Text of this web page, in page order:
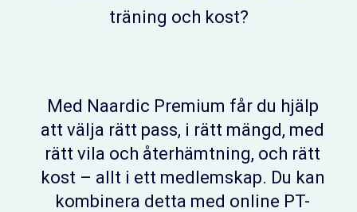
träning och kost?
Med Naardic Premium får du hjälp
att välja rätt pass, i rätt mängd, med
rätt vila och återhämtning, och rätt
kost – allt i ett medlemskap. Du kan
kombinera detta med online PT-